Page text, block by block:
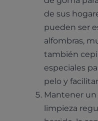
Pruebas diagnósticas
Diagnóstico
Identificación con
Medicina general
Dermatología
Planes de salud para
de sus
pueden ser
alfombras,
también
especiales
pelo y
Mantener
limpieza